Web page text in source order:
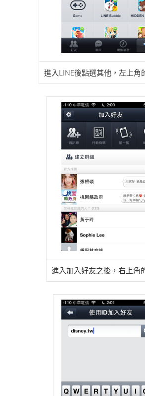
進入LINE後點選其他，左上角
進入加入好友之後，右上角